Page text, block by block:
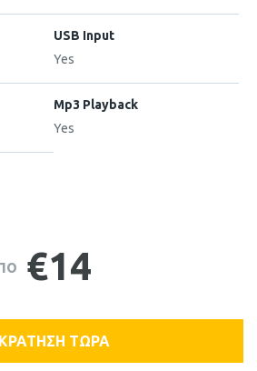
USB Input
Yes
Mp3 Playback
Yes
€14
ΚΡΑΤΗΣΗ ΤΩΡΑ